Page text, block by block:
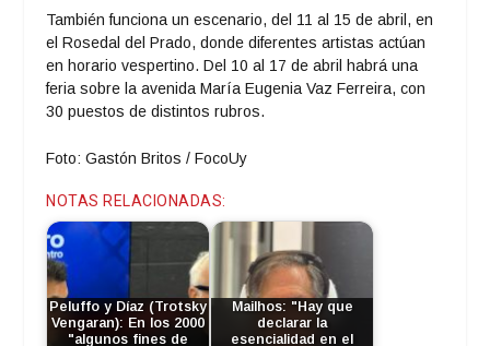
También funciona un escenario, del 11 al 15 de abril, en
el Rosedal del Prado, donde diferentes artistas actúan
en horario vespertino. Del 10 al 17 de abril habrá una
feria sobre la avenida María Eugenia Vaz Ferreira, con
30 puestos de distintos rubros.
Foto: Gastón Britos / FocoUy
NOTAS RELACIONADAS:
Peluffo y Díaz (Trotsky
Vengaran): En los 2000
"algunos fines de
Mailhos: "Hay que
declarar la
esencialidad en el